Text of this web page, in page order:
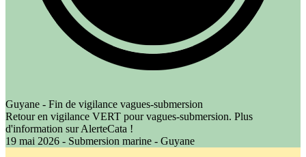
Guyane - Fin de vigilance vagues-submersion
Retour en vigilance VERT pour vagues-submersion. Plus
d'information sur AlerteCata !
19 mai 2026 - Submersion marine - Guyane